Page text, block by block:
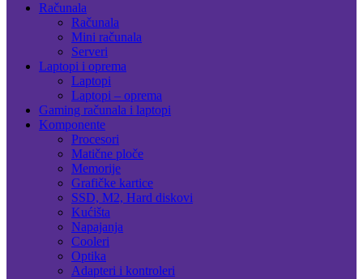
Računala
Računala
Mini računala
Serveri
Laptopi i oprema
Laptopi
Laptopi – oprema
Gaming računala i laptopi
Komponente
Procesori
Matične ploče
Memorije
Grafičke kartice
SSD, M2, Hard diskovi
Kućišta
Napajanja
Cooleri
Optika
Adapteri i kontroleri